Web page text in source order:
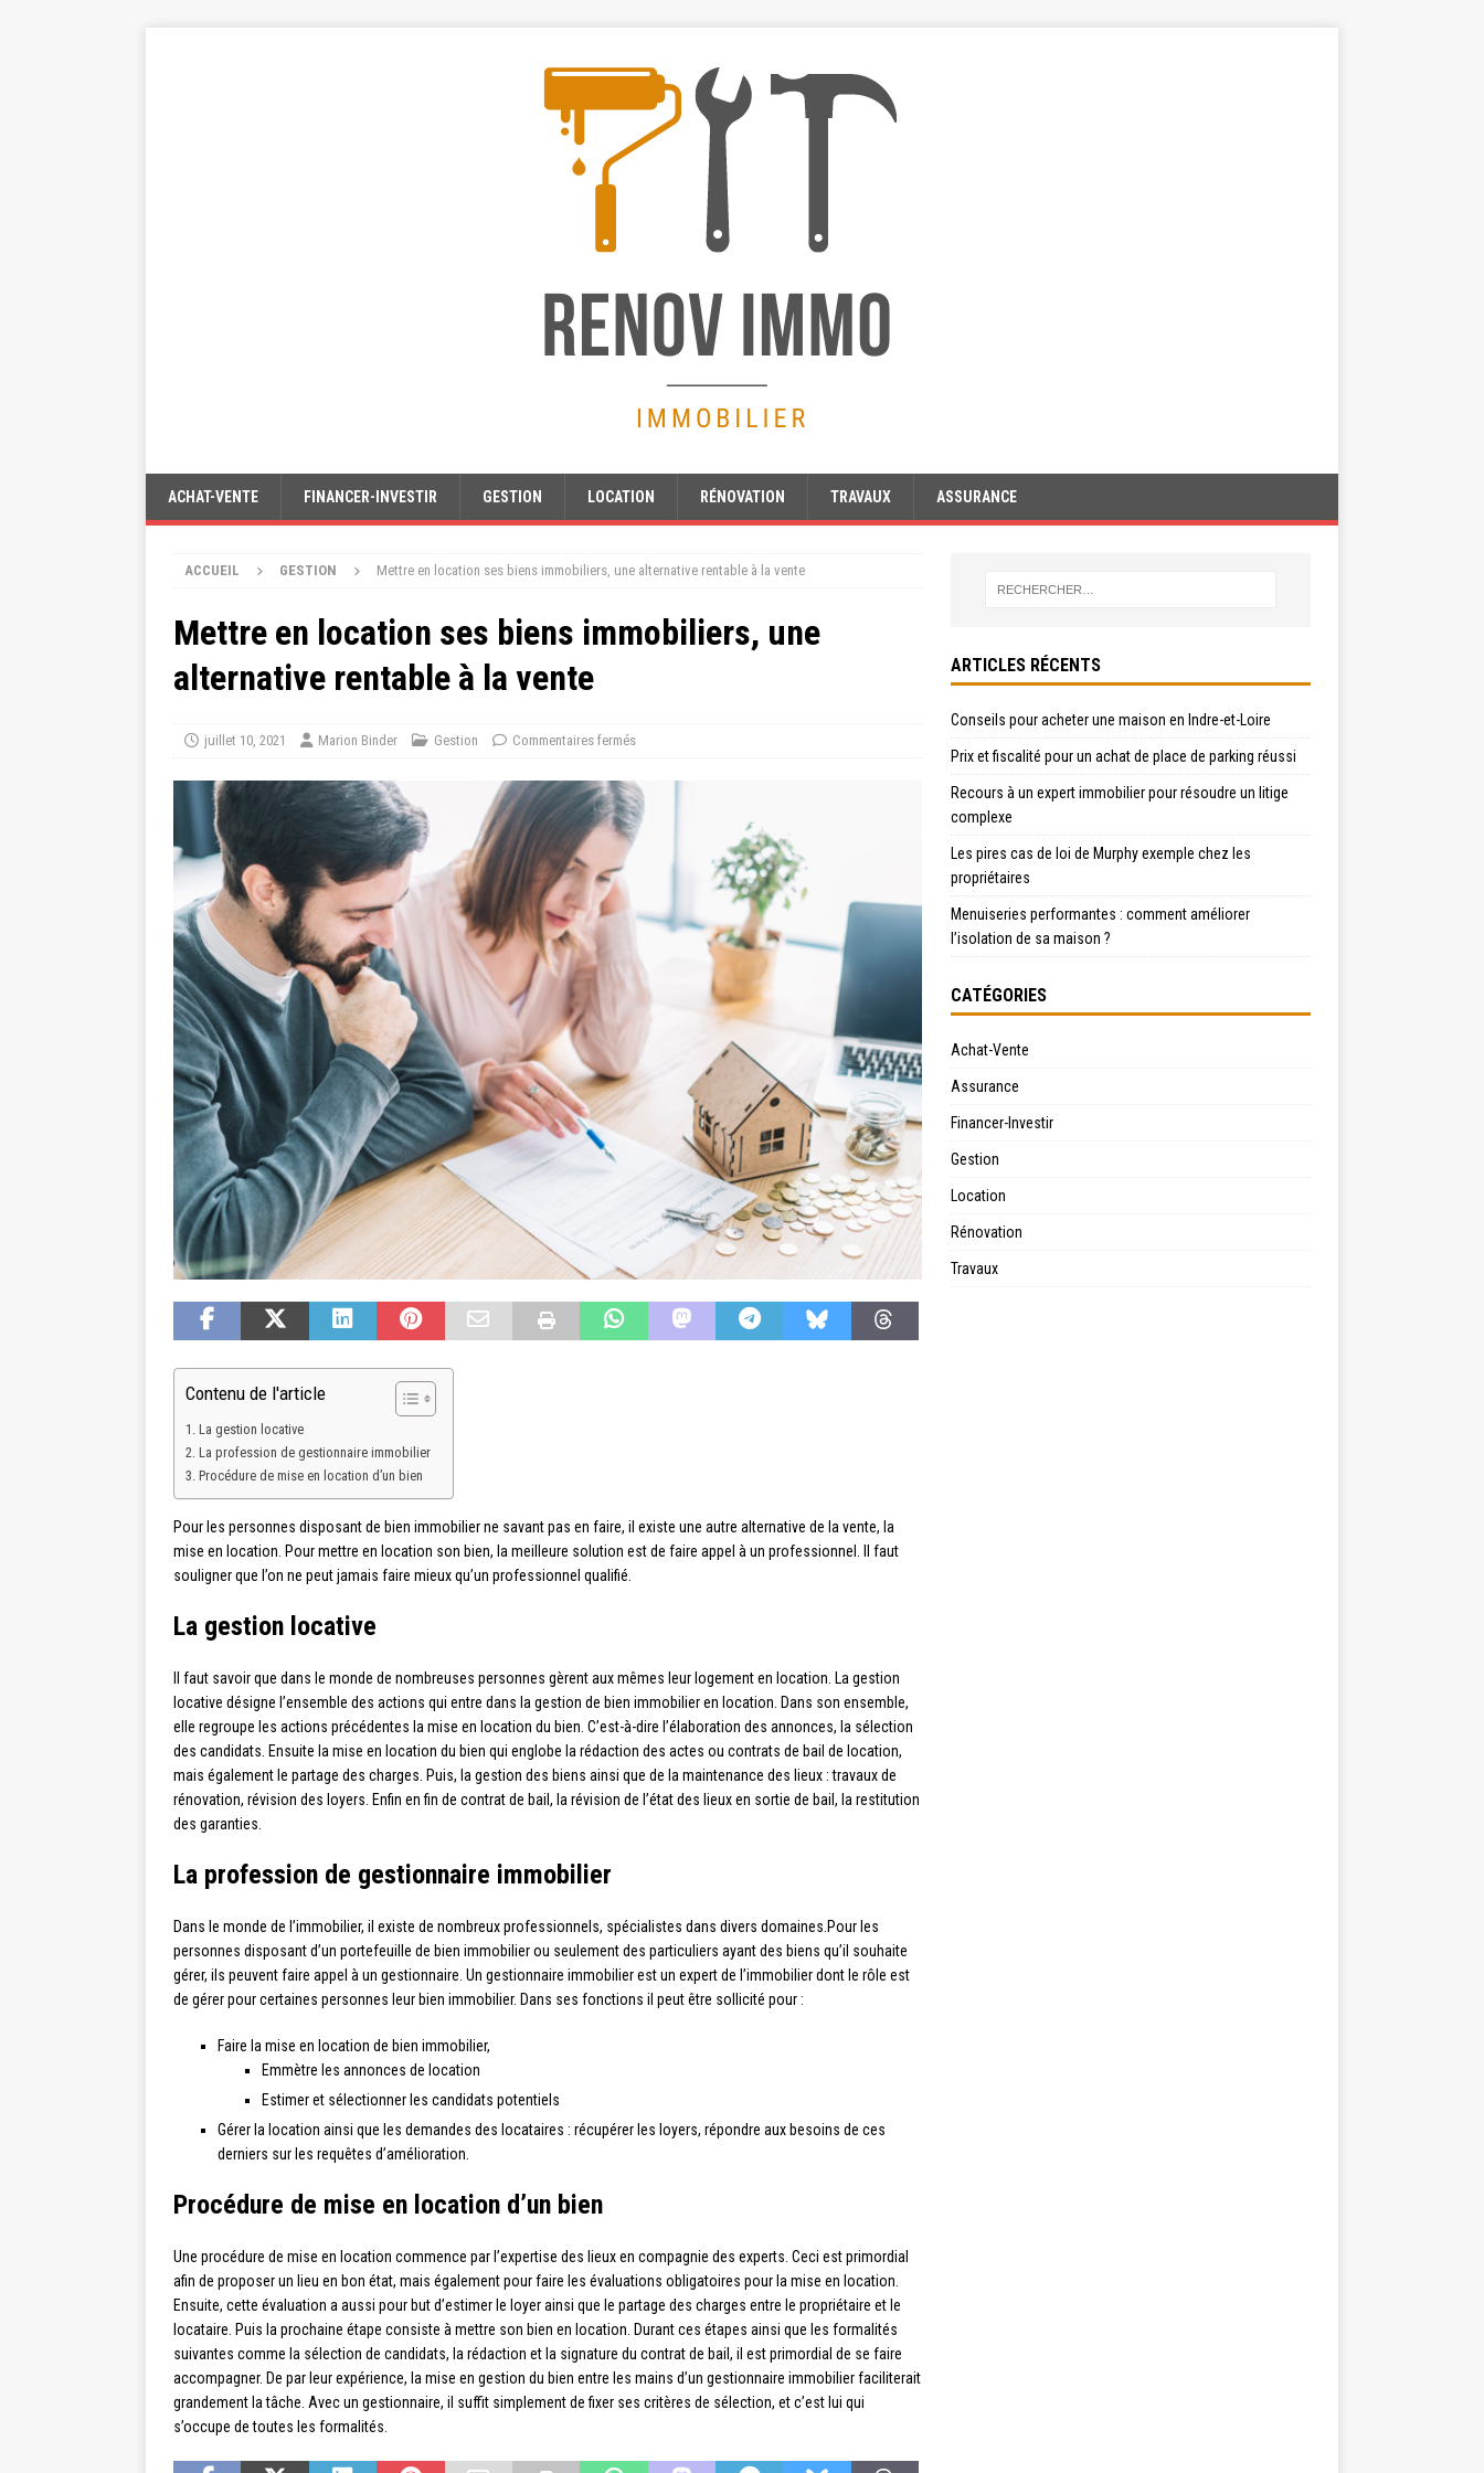
ACHAT-VENTE FINANCER-INVESTIR GESTION LOCATION RÉNOVATION TRAVAUX ASSURANCE
ACCUEIL GESTION Mettre en location ses biens immobiliers, une alternative rentable à la vente
Mettre en location ses biens immobiliers, une
alternative rentable à la vente
juillet 10, 2021 Marion Binder Gestion Commentaires fermés
Contenu de l'article
La gestion locative
La profession de gestionnaire immobilier
Procédure de mise en location d’un bien
Pour les personnes disposant de bien immobilier ne savant pas en faire, il existe une autre alternative de la vente, la
mise en location. Pour mettre en location son bien, la meilleure solution est de faire appel à un professionnel. Il faut
souligner que l’on ne peut jamais faire mieux qu’un professionnel qualifié.
La gestion locative
Il faut savoir que dans le monde de nombreuses personnes gèrent aux mêmes leur logement en location. La gestion
locative désigne l’ensemble des actions qui entre dans la gestion de bien immobilier en location. Dans son ensemble,
elle regroupe les actions précédentes la mise en location du bien. C’est-à-dire l’élaboration des annonces, la sélection
des candidats. Ensuite la mise en location du bien qui englobe la rédaction des actes ou contrats de bail de location,
mais également le partage des charges. Puis, la gestion des biens ainsi que de la maintenance des lieux : travaux de
rénovation, révision des loyers. Enfin en fin de contrat de bail, la révision de l’état des lieux en sortie de bail, la restitution
des garanties.
La profession de gestionnaire immobilier
Dans le monde de l’immobilier, il existe de nombreux professionnels, spécialistes dans divers domaines.Pour les
personnes disposant d’un portefeuille de bien immobilier ou seulement des particuliers ayant des biens qu’il souhaite
gérer, ils peuvent faire appel à un gestionnaire. Un gestionnaire immobilier est un expert de l’immobilier dont le rôle est
de gérer pour certaines personnes leur bien immobilier. Dans ses fonctions il peut être sollicité pour :
Faire la mise en location de bien immobilier,
Emmètre les annonces de location
Estimer et sélectionner les candidats potentiels
Gérer la location ainsi que les demandes des locataires : récupérer les loyers, répondre aux besoins de ces
derniers sur les requêtes d’amélioration.
Procédure de mise en location d’un bien
Une procédure de mise en location commence par l’expertise des lieux en compagnie des experts. Ceci est primordial
afin de proposer un lieu en bon état, mais également pour faire les évaluations obligatoires pour la mise en location.
Ensuite, cette évaluation a aussi pour but d’estimer le loyer ainsi que le partage des charges entre le propriétaire et le
locataire. Puis la prochaine étape consiste à mettre son bien en location. Durant ces étapes ainsi que les formalités
suivantes comme la sélection de candidats, la rédaction et la signature du contrat de bail, il est primordial de se faire
accompagner. De par leur expérience, la mise en gestion du bien entre les mains d’un gestionnaire immobilier faciliterait
grandement la tâche. Avec un gestionnaire, il suffit simplement de fixer ses critères de sélection, et c’est lui qui
s’occupe de toutes les formalités.
ARTICLES RÉCENTS
Conseils pour acheter une maison en Indre-et-Loire
Prix et fiscalité pour un achat de place de parking réussi
Recours à un expert immobilier pour résoudre un litige
complexe
Les pires cas de loi de Murphy exemple chez les
propriétaires
Menuiseries performantes : comment améliorer
l’isolation de sa maison ?
CATÉGORIES
Achat-Vente
Assurance
Financer-Investir
Gestion
Location
Rénovation
Travaux